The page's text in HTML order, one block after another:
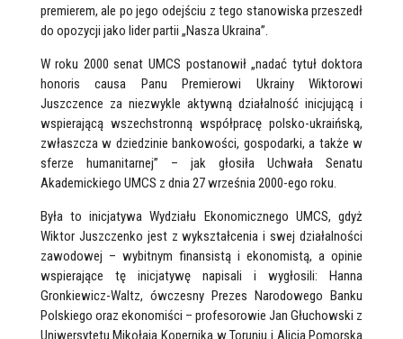
premierem, ale po jego odejściu z tego stanowiska przeszedł
do opozycji jako lider partii „Nasza Ukraina”.
W roku 2000 senat UMCS postanowił „nadać tytuł doktora
honoris causa Panu Premierowi Ukrainy Wiktorowi
Juszczence za niezwykle aktywną działalność inicjującą i
wspierającą wszechstronną współpracę polsko-ukraińską,
zwłaszcza w dziedzinie bankowości, gospodarki, a także w
sferze humanitarnej” – jak głosiła Uchwała Senatu
Akademickiego UMCS z dnia 27 września 2000-ego roku.
Była to inicjatywa Wydziału Ekonomicznego UMCS, gdyż
Wiktor Juszczenko jest z wykształcenia i swej działalności
zawodowej – wybitnym finansistą i ekonomistą, a opinie
wspierające tę inicjatywę napisali i wygłosili: Hanna
Gronkiewicz-Waltz, ówczesny Prezes Narodowego Banku
Polskiego oraz ekonomiści – profesorowie Jan Głuchowski z
Uniwersytetu Mikołaja Kopernika w Toruniu i Alicja Pomorska